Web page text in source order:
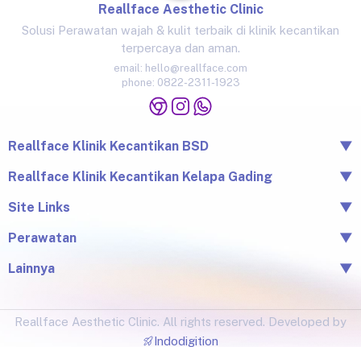
Reallface Aesthetic Clinic
Solusi Perawatan wajah & kulit terbaik di klinik kecantikan
terpercaya dan aman.
email: hello@reallface.com
phone: 0822-2311-1923
Reallface Klinik Kecantikan BSD
▼
Banten 15345
0822-2311-1923
Reallface Klinik Kecantikan Kelapa Gading
▼
Gading, Jkt Utara, Daerah Khusus Ibukota Jakarta 14240
0813-1581-1448
Site Links
▼
Beranda
Perawatan
Price List
Perawatan
▼
Juvelook
Facial & LHALA Peel
Ultraformer III
Botox, Filler, Thread Lift
Lainnya
▼
Lokasi
Testimonial
Reallface Aesthetic Clinic. All rights reserved. Developed by
Indodigition